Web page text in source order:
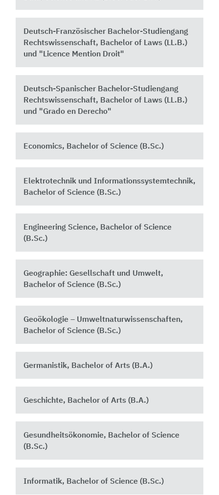
Deutsch-Französischer Bachelor-Studiengang
Rechtswissenschaft, Bachelor of Laws (LL.B.)
und "Licence Mention Droit"
Deutsch-Spanischer Bachelor-Studiengang
Rechtswissenschaft, Bachelor of Laws (LL.B.)
und "Grado en Derecho"
Economics, Bachelor of Science (B.Sc.)
Elektrotechnik und Informationssystemtechnik,
Bachelor of Science (B.Sc.)
Engineering Science, Bachelor of Science
(B.Sc.)
Geographie: Gesellschaft und Umwelt,
Bachelor of Science (B.Sc.)
Geoökologie – Umweltnaturwissenschaften,
Bachelor of Science (B.Sc.)
Germanistik, Bachelor of Arts (B.A.)
Geschichte, Bachelor of Arts (B.A.)
Gesundheitsökonomie, Bachelor of Science
(B.Sc.)
Informatik, Bachelor of Science (B.Sc.)